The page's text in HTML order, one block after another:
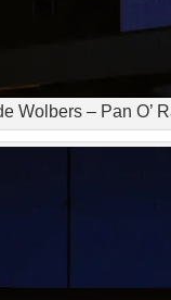
Wolbers – Pan O’